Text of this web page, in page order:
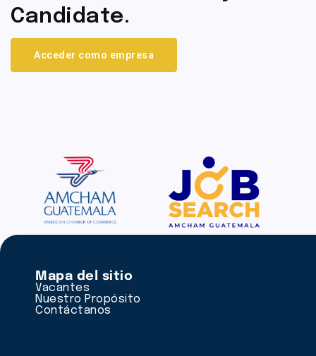
Candidate.
Acceder como empresa
Mapa del sitio
Vacantes
Nuestro Propósito
Contáctanos